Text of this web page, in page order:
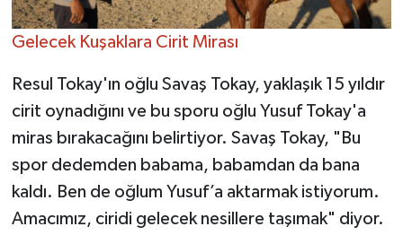
Gelecek Kuşaklara Cirit Mirası
Resul Tokay'ın oğlu Savaş Tokay, yaklaşık 15 yıldır
cirit oynadığını ve bu sporu oğlu Yusuf Tokay'a
miras bırakacağını belirtiyor. Savaş Tokay, "Bu
spor dedemden babama, babamdan da bana
kaldı. Ben de oğlum Yusuf’a aktarmak istiyorum.
Amacımız, ciridi gelecek nesillere taşımak" diyor.